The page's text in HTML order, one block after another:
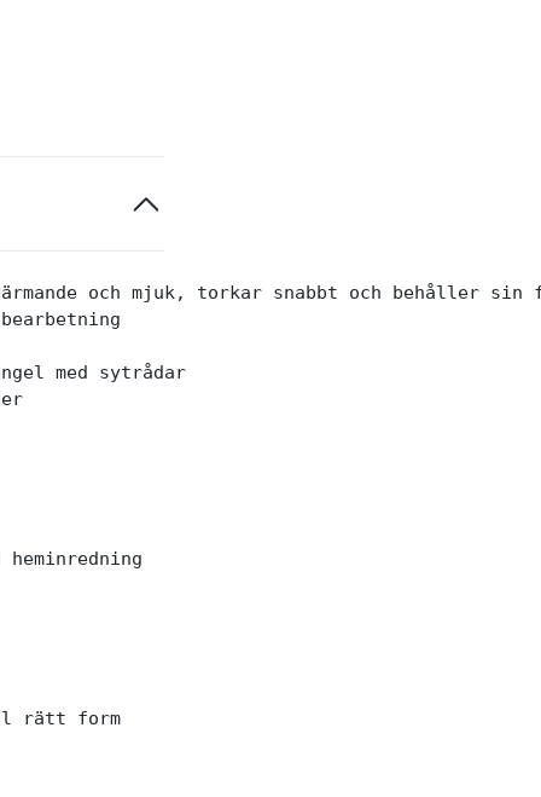
och mjuk, torkar snabbt och behåller
med sytrådar
rätt form